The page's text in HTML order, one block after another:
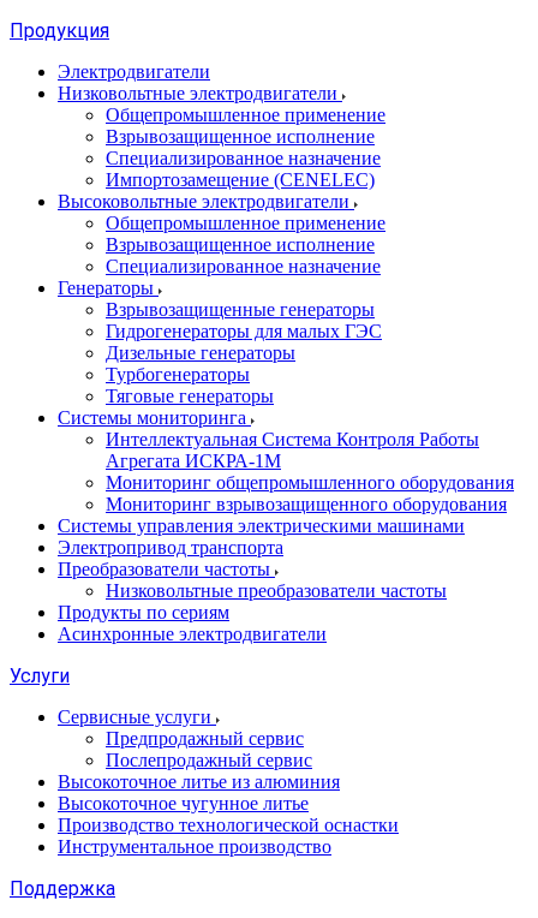
Продукция
Электродвигатели
Низковольтные электродвигатели
Общепромышленное применение
Взрывозащищенное исполнение
Специализированное назначение
Импортозамещение (CENELEC)
Высоковольтные электродвигатели
Общепромышленное применение
Взрывозащищенное исполнение
Специализированное назначение
Генераторы
Взрывозащищенные генераторы
Гидрогенераторы для малых ГЭС
Дизельные генераторы
Турбогенераторы
Тяговые генераторы
Системы мониторинга
Интеллектуальная Система Контроля Работы
Агрегата ИСКРА-1М
Мониторинг общепромышленного оборудования
Мониторинг взрывозащищенного оборудования
Системы управления электрическими машинами
Электропривод транспорта
Преобразователи частоты
Низковольтные преобразователи частоты
Продукты по сериям
Асинхронные электродвигатели
Услуги
Сервисные услуги
Предпродажный сервис
Послепродажный сервис
Высокоточное литье из алюминия
Высокоточное чугунное литье
Производство технологической оснастки
Инструментальное производство
Поддержка